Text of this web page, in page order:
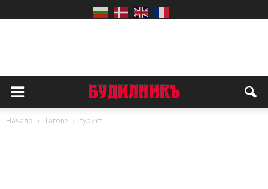
Начало Тагове турист